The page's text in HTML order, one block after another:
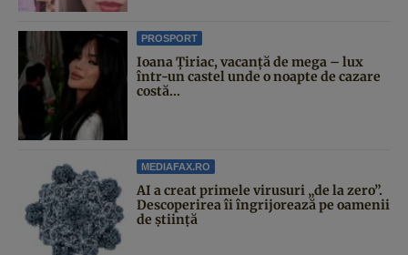
PROSPORT
Ioana Țiriac, vacanță de mega – lux
într-un castel unde o noapte de cazare
costă...
MEDIAFAX.RO
AI a creat primele virusuri „de la zero”.
Descoperirea îi îngrijorează pe oamenii
de știință